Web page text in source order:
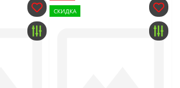
СКИДКА